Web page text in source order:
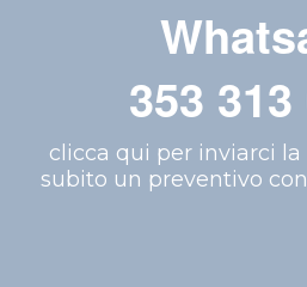
353
clicca qui per inviarci
subito un preventivo